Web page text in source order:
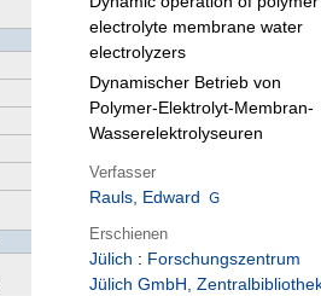
electrolyte membrane water
electrolyzers
Dynamischer Betrieb von
Polymer-Elektrolyt-Membran-
Wasserelektrolyseuren
Verfasser
Rauls, Edward
Erschienen
Jülich : Forschungszentrum
Jülich GmbH,